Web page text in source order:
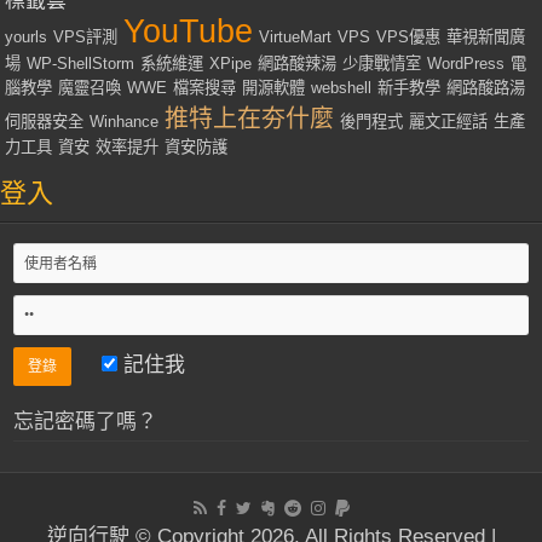
yourls VPS評測 YouTube VirtueMart VPS VPS優惠 華視新聞廣
場 WP-ShellStorm 系統維運 XPipe 網路酸辣湯 少康戰情室 WordPress 電
腦教學 魔靈召喚 WWE 檔案搜尋 開源軟體 webshell 新手教學 網路酸路湯
伺服器安全 Winhance 推特上在夯什麼 後門程式 麗文正經話 生產
力工具 資安 效率提升 資安防護
登入
記住我
忘記密碼了嗎？
逆向行駛 © Copyright 2026, All Rights Reserved |